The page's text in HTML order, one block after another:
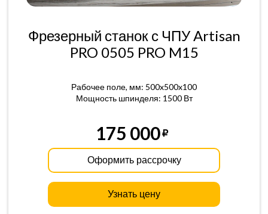
Фрезерный станок с ЧПУ Artisan
PRO 0505 PRO M15
Рабочее поле, мм: 500x500x100
Мощность шпинделя: 1500 Вт
175 000
Оформить рассрочку
Узнать цену